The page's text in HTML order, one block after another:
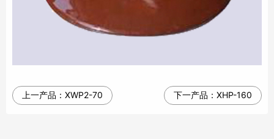
上一产品： XWP2-70 下一产品： XHP-160